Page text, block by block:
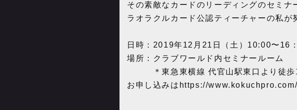
その素敵なカードのリーディングのセミ
ラオラクルカード公認ティーチャーの私が
日時：2019年12月21日（土）10:00〜16
場所：クラブワールド内セミナールーム
＊東急東横線 代官山駅東口より徒歩
お申し込みは https://